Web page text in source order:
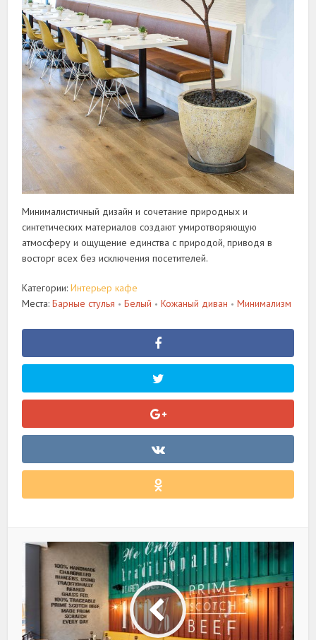
Минималистичный дизайн и сочетание природных и
синтетических материалов создают умиротворяющую
атмосферу и ощущение единства с природой, приводя в
восторг всех без исключения посетителей.
Категории:Интерьер кафе
Места:Барные стулья • Белый • Кожаный диван • Минимализм